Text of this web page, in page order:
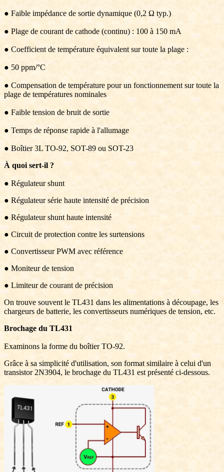
● Faible impédance de sortie dynamique (0,2 Ω typ.)
● Plage de courant de cathode (continu) : 100 à 150 mA
● Coefficient de température équivalent sur toute la plage :
● 50 ppm/°C
● Compensation de température pour un fonctionnement sur toute la
plage de températures nominales
● Faible tension de bruit de sortie
● Temps de réponse rapide à l'allumage
● Boîtier 3L TO-92, SOT-89 ou SOT-23
À quoi sert-il ?
● Régulateur shunt
● Régulateur série haute intensité de précision
● Régulateur shunt haute intensité
● Circuit de protection contre les surtensions
● Convertisseur PWM avec référence
● Moniteur de tension
● Limiteur de courant de précision
On trouve souvent le TL431 dans les alimentations à découpage, les
chargeurs de batterie, les convertisseurs numériques de tension, etc.
Brochage du TL431
Examinons la forme du boîtier TO-92.
Grâce à sa simplicité d'utilisation, son format similaire à celui d'un
transistor 2N3904, le brochage du TL431 est présenté ci-dessous.